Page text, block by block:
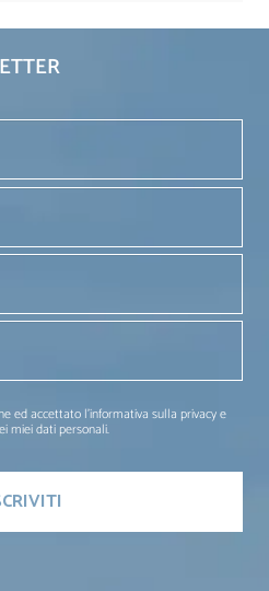
ed accettato l'informativa sulla privacy e
miei dati personali.